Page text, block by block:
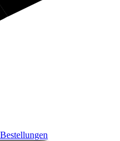
Bestellungen